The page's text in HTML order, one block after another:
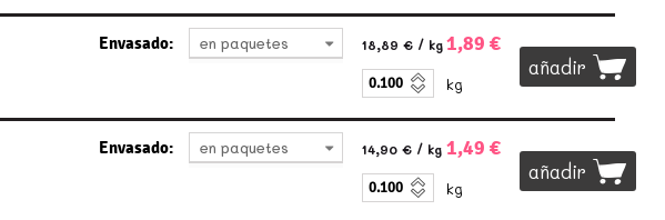
Envasado: en paquetes 18,89 € / kg 1,89 €
kg
añadir
Envasado: en paquetes 14,90 € / kg 1,49 €
kg
añadir